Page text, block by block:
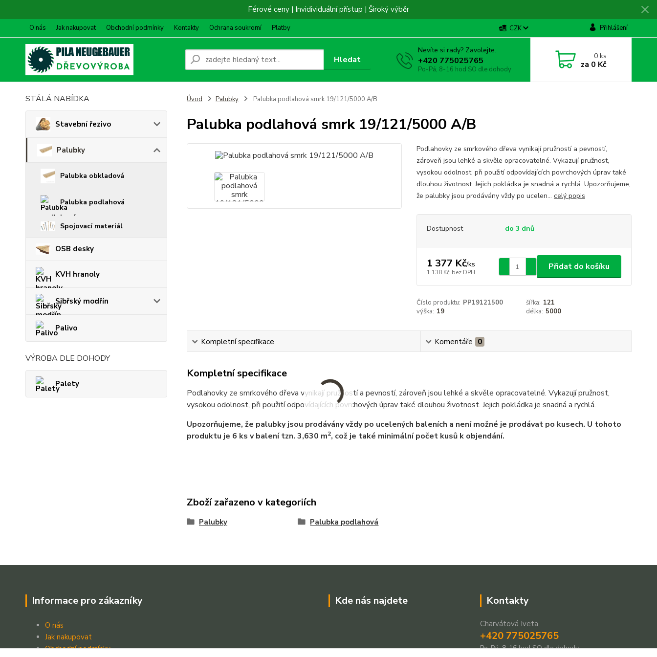
Férové ceny | Invidividuální přístup | Široký výběr
O nás Jak nakupovat Obchodní podmínky Kontakty Ochrana soukromí Platby CZK Přihlášení
Hledat
Nevíte si rady? Zavolejte.
+420 775025765
Po-Pá, 8-16 hod SO dle dohody
0ks
za 0 Kč
STÁLÁ NABÍDKA
Stavební řezivo
Palubky
Palubka obkladová
Palubka podlahová
Spojovací materiál
OSB desky
KVH hranoly
Sibřský modřín
Palivo
VÝROBA DLE DOHODY
Palety
Úvod Palubky Palubka podlahová smrk 19/121/5000 A/B
Palubka podlahová smrk 19/121/5000 A/B
Podlahovky ze smrkového dřeva vynikají pružností a pevností,
zároveň jsou lehké a skvěle opracovatelné. Vykazují pružnost,
vysokou odolnost, při použití odpovídajících povrchových úprav také
dlouhou životnost. Jejich pokládka je snadná a rychlá. Upozorňujeme,
že palubky jsou prodávány vždy po ucelen... celý popis
Dostupnost do 3 dnů
1 377 Kč/ks
1 138 Kč bez DPH
Přidat do košíku
Číslo produktu: PP19121500 šířka: 121
výška: 19 délka: 5000
Kompletní specifikace Komentáře 0
Kompletní specifikace
Podlahovky ze smrkového dřeva vynikají pružností a pevností, zároveň jsou lehké a skvěle opracovatelné. Vykazují pružnost,
vysokou odolnost, při použití odpovídajících povrchových úprav také dlouhou životnost. Jejich pokládka je snadná a rychlá.
Upozorňujeme, že palubky jsou prodávány vždy po ucelených baleních a není možné je prodávat po kusech. U tohoto
produktu je 6 ks v balení tzn. 3,630 m2, což je také minimální počet kusů k objendání.
Zboží zařazeno v kategoriích
Palubky Palubka podlahová
Informace pro zákazníky
O nás
Jak nakupovat
Obchodní podmínky
Kde nás najdete Kontakty
Charvátová Iveta
+420 775025765
Po-Pá, 8-16 hod SO dle dohody